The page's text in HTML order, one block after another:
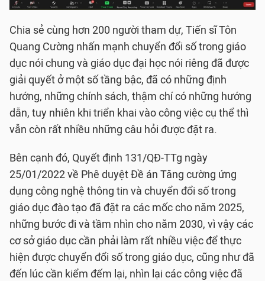
Chia sẻ cùng hơn 200 người tham dự, Tiến sĩ Tôn
Quang Cường nhấn mạnh chuyển đổi số trong giáo
dục nói chung và giáo dục đại học nói riêng đã được
giải quyết ở một số tầng bậc, đã có những định
hướng, những chính sách, thậm chí có những hướng
dẫn, tuy nhiên khi triển khai vào công việc cụ thể thì
vẫn còn rất nhiều những câu hỏi được đặt ra.
Bên cạnh đó, Quyết định 131/QĐ-TTg ngày
25/01/2022 về Phê duyệt Đề án Tăng cường ứng
dụng công nghệ thông tin và chuyển đổi số trong
giáo dục đào tạo đã đặt ra các mốc cho năm 2025,
những bước đi và tầm nhìn cho năm 2030, vì vậy các
cơ sở giáo dục cần phải làm rất nhiều việc để thực
hiện được chuyển đổi số trong giáo dục, cũng như đã
đến lúc cần kiểm đếm lại, nhìn lại các công việc đã